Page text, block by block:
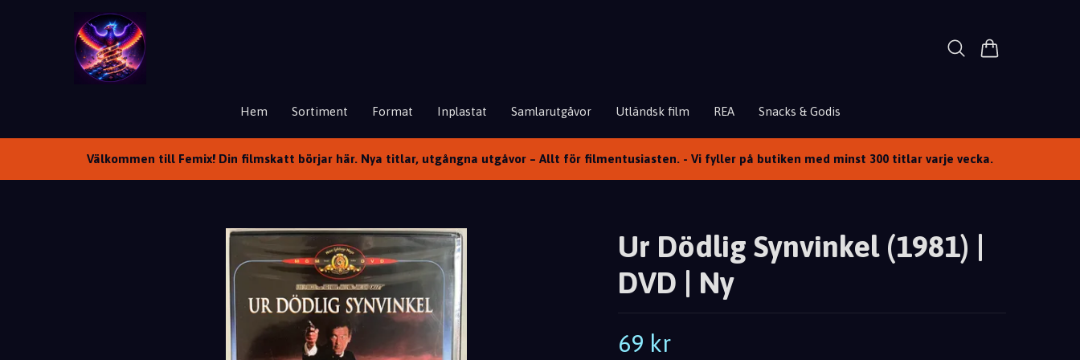
Hem Sortiment Format Inplastat Samlarutgåvor Utländsk film REA Snacks & Godis
Välkommen till Femix! Din filmskatt börjar här. Nya titlar, utgångna utgåvor – Allt för filmentusiasten. - Vi fyller på butiken med minst 300 titlar varje vecka.
Ur Dödlig Synvinkel (1981) |
DVD | Ny
69 kr